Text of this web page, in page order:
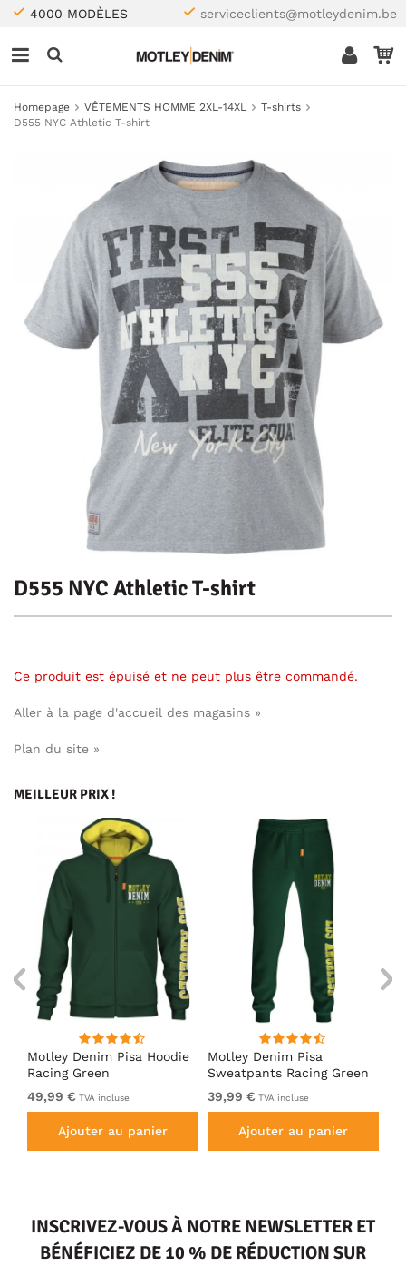
4000 MODÈLES serviceclients@motleydenim.be
Homepage VÊTEMENTS HOMME 2XL-14XL
T-shirts
D555 NYC Athletic T-shirt
D555 NYC Athletic T-shirt
Ce produit est épuisé et ne peut plus être commandé.
Aller à la page d'accueil des magasins »
Plan du site »
MEILLEUR PRIX !
Motley Denim Pisa Hoodie
Racing Green
49,99 € TVA incluse
Ajouter au panier
Motley Denim Pisa
Sweatpants Racing Green
39,99 € TVA incluse
Ajouter au panier
INSCRIVEZ-VOUS À NOTRE NEWSLETTER ET
BÉNÉFICIEZ DE 10 % DE RÉDUCTION SUR